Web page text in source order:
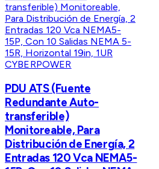
CYBERPOWER
PDU ATS (Fuente
Redundante Auto-
transferible)
Monitoreable, Para
Distribución de Energía, 2
Entradas 120 Vca NEMA5-